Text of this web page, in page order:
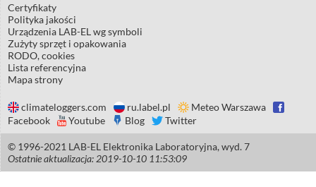
Certyfikaty
Polityka jakości
Urządzenia LAB-EL wg symboli
Zużyty sprzęt i opakowania
RODO, cookies
Lista referencyjna
Mapa strony
climateloggers.com ru.label.pl
Meteo Warszawa
Facebook
Youtube Blog Twitter
© 1996-2021 LAB-EL Elektronika Laboratoryjna, wyd. 7
Ostatnie aktualizacja: 2019-10-10 11:53:09